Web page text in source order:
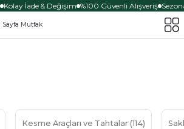
Kolay İade & Değişim %100 Güvenli Alışveriş
Kesme Araçları ve Tahtalar (114)